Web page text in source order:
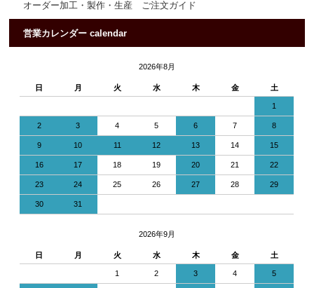
オーダー加工・製作・生産 ご注文ガイド
営業カレンダー calendar
2026年8月
日 月 火 水 木 金 土
1
2 3 4 5 6 7 8
9 10 11 12 13 14 15
16 17 18 19 20 21 22
23 24 25 26 27 28 29
30 31
2026年9月
日 月 火 水 木 金 土
1 2 3 4 5